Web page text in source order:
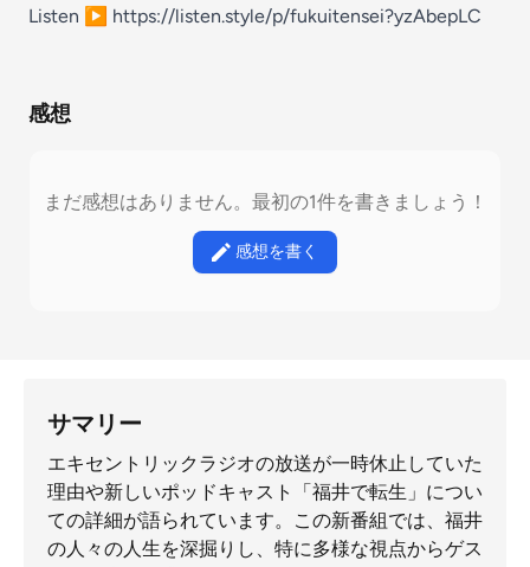
Listen ▶ https://listen.style/p/fukuitensei?yzAbepLC
感想
まだ感想はありません。最初の1件を書きましょう！
感想を書く
サマリー
エキセントリックラジオの放送が一時休止していた
理由や新しいポッドキャスト「福井で転生」につい
ての詳細が語られています。この新番組では、福井
の人々の人生を深掘りし、特に多様な視点からゲス